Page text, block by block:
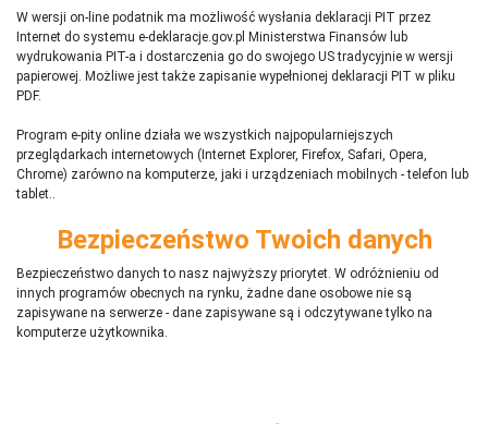
W wersji on-line podatnik ma możliwość wysłania deklaracji PIT przez
Internet do systemu e-deklaracje.gov.pl Ministerstwa Finansów lub
wydrukowania PIT-a i dostarczenia go do swojego US tradycyjnie w wersji
papierowej. Możliwe jest także zapisanie wypełnionej deklaracji PIT w pliku
PDF.
Program e-pity online działa we wszystkich najpopularniejszych
przeglądarkach internetowych (Internet Explorer, Firefox, Safari, Opera,
Chrome) zarówno na komputerze, jaki i urządzeniach mobilnych - telefon lub
tablet..
Bezpieczeństwo Twoich danych
Bezpieczeństwo danych to nasz najwyższy priorytet. W odróżnieniu od
innych programów obecnych na rynku, żadne dane osobowe nie są
zapisywane na serwerze - dane zapisywane są i odczytywane tylko na
komputerze użytkownika.